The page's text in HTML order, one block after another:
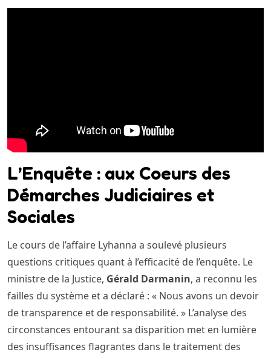
L’Enquête : aux Coeurs des
Démarches Judiciaires et
Sociales
Le cours de l’affaire Lyhanna a soulevé plusieurs
questions critiques quant à l’efficacité de l’enquête. Le
ministre de la Justice, Gérald Darmanin, a reconnu les
failles du système et a déclaré : « Nous avons un devoir
de transparence et de responsabilité. » L’analyse des
circonstances entourant sa disparition met en lumière
des insuffisances flagrantes dans le traitement des